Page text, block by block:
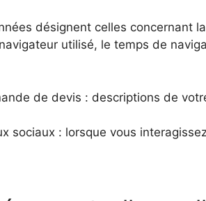
désignent celles concernant
utilisé, le temps de
de devis : descriptions de
sociaux : lorsque vous